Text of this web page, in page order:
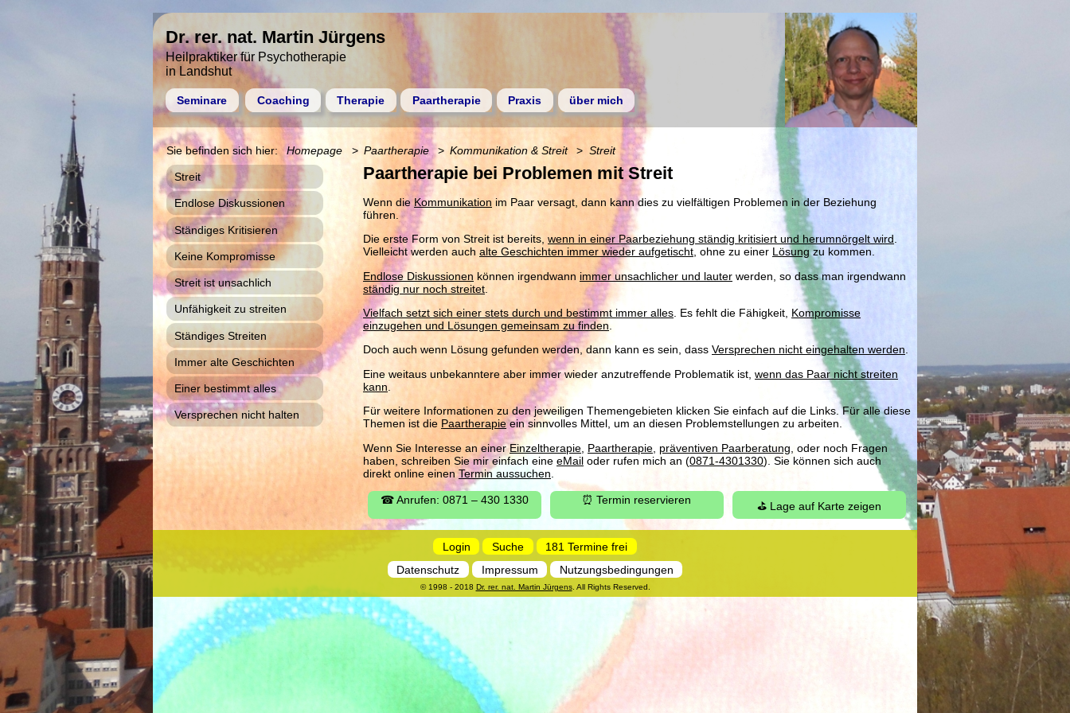
Dr. rer. nat. Martin Jürgens
Heilpraktiker für Psychotherapie
in Landshut
Seminare Coaching Therapie Paartherapie Praxis über mich
Paartherapie bei Problemen mit Streit
Wenn die Kommunikation im Paar versagt, dann kann dies zu vielfältigen Problemen in der Beziehung
führen.
Die erste Form von Streit ist bereits, wenn in einer Paarbeziehung ständig kritisiert und herumnörgelt wird
Vielleicht werden auch alte Geschichten immer wieder aufgetischt , ohne zu einer Lösungzu kommen.
Endlose Diskussionen können irgendwann immer unsachlicher und lauter werden, so dass man irgendwann
ständig nur noch streitet
Vielfach setzt sich einer stets durch und bestimmt immer alles . Es fehlt die Fähigkeit, Kompromisse
einzugehen und Lösungen gemeinsam zu finden
Doch auch wenn Lösung gefunden werden, dann kann es sein, dass Versprechen nicht eingehalten werden.
Eine weitaus unbekanntere aber immer wieder anzutreffende Problematik ist, wenn das Paar nicht streiten
kann
Für weitere Informationen zu den jeweiligen Themengebieten klicken Sie einfach auf die Links. Für alle diese
Themen ist die Paartherapieein sinnvolles Mittel, um an diesen Problemstellungen zu arbeiten.
Wenn Sie Interesse an einerEinzeltherapie Paartherapie präventiven Paarberatung , oder noch Fragen
haben, schreiben Sie mir einfach eine eMail oder rufen mich an (0871-4301330). Sie können sich auch
direkt online einenTermin aussuchen
☎ Anrufen: 0871 – 430 1330 ⏰ Termin reservieren ⛳ Lage auf Karte zeigen
Homepage Paartherapie Kommunikation & Streit Streit
Streit
Endlose Diskussionen
Ständiges Kritisieren
Keine Kompromisse
Streit ist unsachlich
Unfähigkeit zu streiten
Ständiges Streiten
Immer alte Geschichten
Einer bestimmt alles
Versprechen nicht halten
Login Suche
181 Termine frei
Datenschutz
Impressum Nutzungsbedingungen
© 1998 - 2018 Dr. rer. nat. Martin Jürgens. All Rights Reserved.